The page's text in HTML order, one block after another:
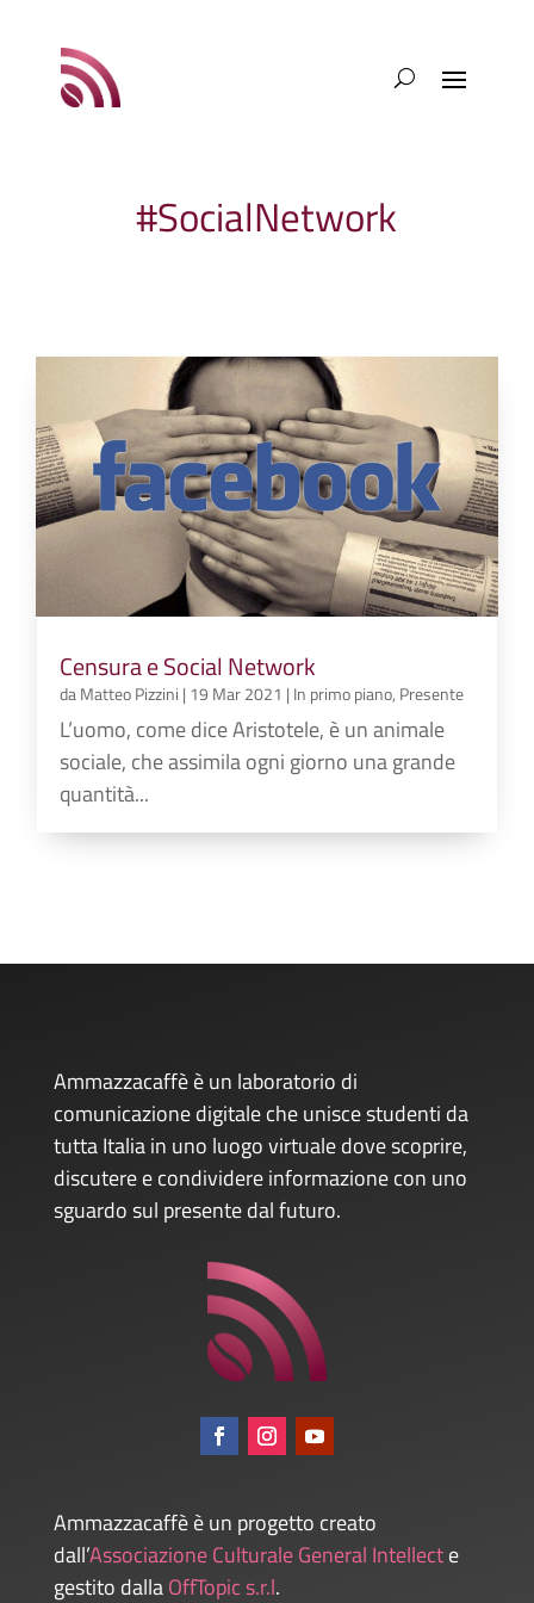
#SocialNetwork
Censura e Social Network
daMatteo Pizzini | 19 Mar 2021 | In primo piano, Presente
L’uomo, come dice Aristotele, è un animale
sociale, che assimila ogni giorno una grande
quantità...
Ammazzacaffè è un laboratorio di
comunicazione digitale che unisce studenti da
tutta Italia in uno luogo virtuale dove scoprire,
discutere e condividere informazione con uno
sguardo sul presente dal futuro.
Ammazzacaffè è un progetto creato
dall’Associazione Culturale General Intellecte
gestito dallaOffTopic s.r.l.